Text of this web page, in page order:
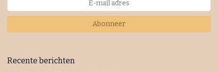
Abonneer
Recente berichten